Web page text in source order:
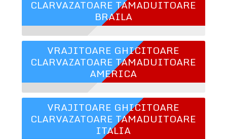
CLARVAZATOARE TAMADUITOARE
BRAILA
VRAJITOARE GHICITOARE
CLARVAZATOARE TAMADUITOARE
AMERICA
VRAJITOARE GHICITOARE
CLARVAZATOARE TAMADUITOARE
ITALIA